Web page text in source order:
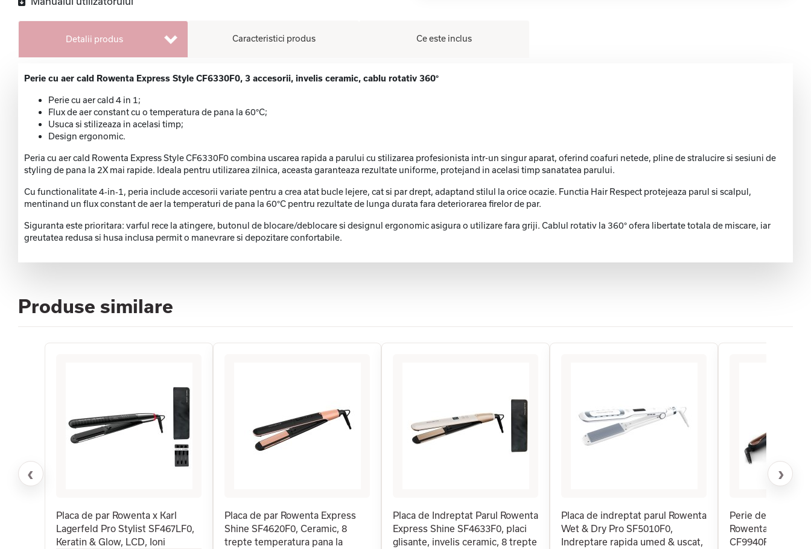
Detalii produs Caracteristici produs Ce este inclus
Perie cu aer cald Rowenta Express Style CF6330F0, 3 accesorii, invelis ceramic, cablu rotativ 360°
Perie cu aer cald 4 in 1;
Flux de aer constant cu o temperatura de pana la 60°C;
Usuca si stilizeaza in acelasi timp;
Design ergonomic.
Peria cu aer cald Rowenta Express Style CF6330F0 combina uscarea rapida a parului cu stilizarea profesionista intr-un singur aparat, oferind coafuri netede, pline de stralucire si sesiuni de
styling de pana la 2X mai rapide. Ideala pentru utilizarea zilnica, aceasta garanteaza rezultate uniforme, protejand in acelasi timp sanatatea parului.
Cu functionalitate 4‑in‑1, peria include accesorii variate pentru a crea atat bucle lejere, cat si par drept, adaptand stilul la orice ocazie. Functia Hair Respect protejeaza parul si scalpul,
mentinand un flux constant de aer la temperaturi de pana la 60°C pentru rezultate de lunga durata fara deteriorarea firelor de par.
Siguranta este prioritara: varful rece la atingere, butonul de blocare/deblocare si designul ergonomic asigura o utilizare fara griji. Cablul rotativ la 360° ofera libertate totala de miscare, iar
greutatea redusa si husa inclusa permit o manevrare si depozitare confortabile.
Produse similare
‹
Placa de par Rowenta x Karl
Lagerfeld Pro Stylist SF467LF0,
Keratin & Glow, LCD, Ioni
Placa de par Rowenta Express
Shine SF4620F0, Ceramic, 8
trepte temperatura pana la
Placa de Indreptat Parul Rowenta
Express Shine SF4633F0, placi
glisante, invelis ceramic, 8 trepte
Placa de indreptat parul Rowenta
Wet & Dry Pro SF5010F0,
Indreptare rapida umed & uscat,
Perie de par
Rowenta Hair
CF9940F0,
›